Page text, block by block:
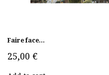
Faire face...
25,00 €